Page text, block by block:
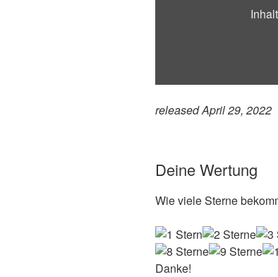
released April 29, 2022
Deine Wertung
Wie viele Sterne
Danke!